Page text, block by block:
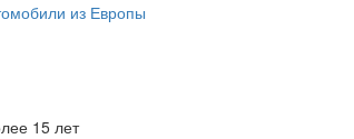
из Европы
15 лет